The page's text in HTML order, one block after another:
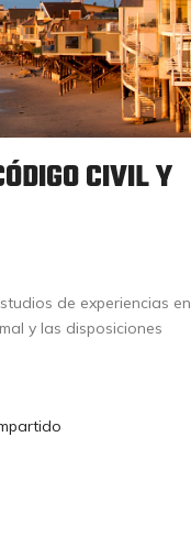
CIVIL Y
de experiencias en
y las disposiciones